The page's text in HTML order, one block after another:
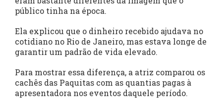
público tinha na época.
Ela explicou que o dinheiro recebido ajudava no
cotidiano no Rio de Janeiro, mas estava longe de
garantir um padrão de vida elevado.
Para mostrar essa diferença, a atriz comparou os
cachês das Paquitas com as quantias pagas à
apresentadora nos eventos daquele período.